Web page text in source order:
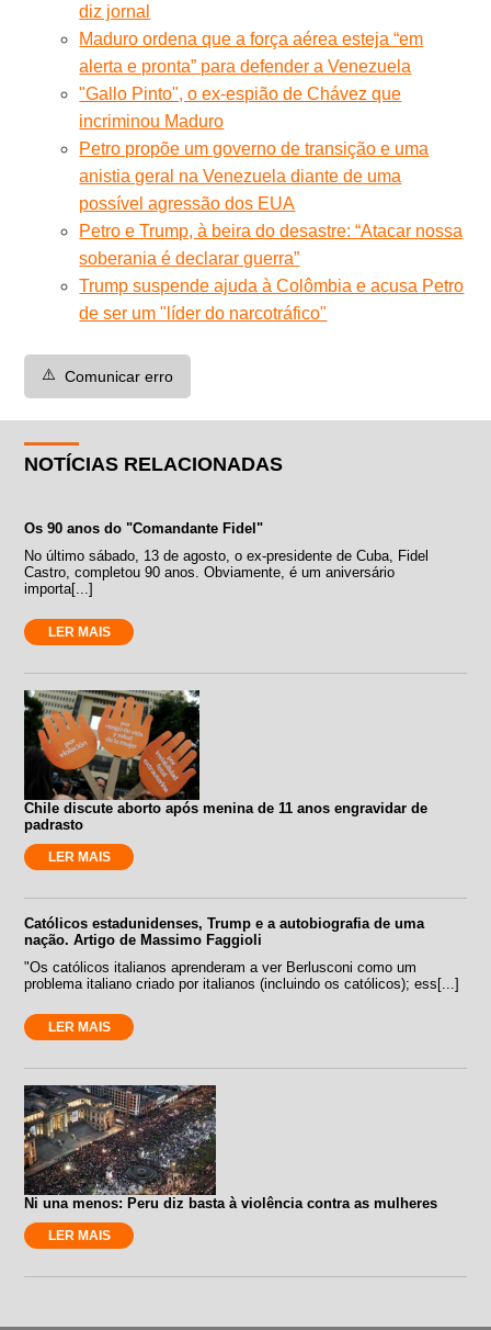
diz jornal
Maduro ordena que a força aérea esteja “em
alerta e pronta” para defender a Venezuela
"Gallo Pinto", o ex-espião de Chávez que
incriminou Maduro
Petro propõe um governo de transição e uma
anistia geral na Venezuela diante de uma
possível agressão dos EUA
Petro e Trump, à beira do desastre: “Atacar nossa
soberania é declarar guerra”
Trump suspende ajuda à Colômbia e acusa Petro
de ser um "líder do narcotráfico"
⚠️ Comunicar erro
NOTÍCIAS RELACIONADAS
Os 90 anos do "Comandante Fidel"
No último sábado, 13 de agosto, o ex-presidente de Cuba, Fidel
Castro, completou 90 anos. Obviamente, é um aniversário
importa[...]
LER MAIS
Chile discute aborto após menina de 11 anos engravidar de
padrasto
LER MAIS
Católicos estadunidenses, Trump e a autobiografia de uma
nação. Artigo de Massimo Faggioli
"Os católicos italianos aprenderam a ver Berlusconi como um
problema italiano criado por italianos (incluindo os católicos); ess[...]
LER MAIS
Ni una menos: Peru diz basta à violência contra as mulheres
LER MAIS